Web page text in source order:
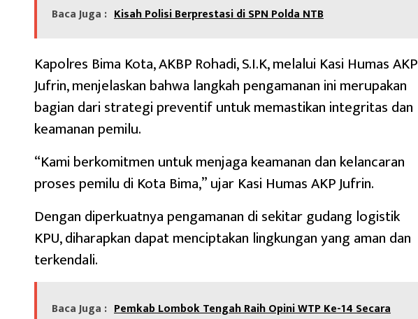
Baca Juga : Kisah Polisi Berprestasi di SPN Polda NTB
Kapolres Bima Kota, AKBP Rohadi, S.I.K, melalui Kasi Humas AKP
Jufrin, menjelaskan bahwa langkah pengamanan ini merupakan
bagian dari strategi preventif untuk memastikan integritas dan
keamanan pemilu.
“Kami berkomitmen untuk menjaga keamanan dan kelancaran
proses pemilu di Kota Bima,” ujar Kasi Humas AKP Jufrin.
Dengan diperkuatnya pengamanan di sekitar gudang logistik
KPU, diharapkan dapat menciptakan lingkungan yang aman dan
terkendali.
Baca Juga : Pemkab Lombok Tengah Raih Opini WTP Ke-14 Secara